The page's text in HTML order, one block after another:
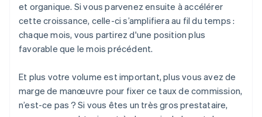
et organique. Si vous parvenez ensuite à accélérer
cette croissance, celle-ci s’amplifiera au fil du temps :
chaque mois, vous partirez d'une position plus
favorable que le mois précédent.
Et plus votre volume est important, plus vous avez de
marge de manœuvre pour fixer ce taux de commission,
n’est-ce pas ? Si vous êtes un très gros prestataire,